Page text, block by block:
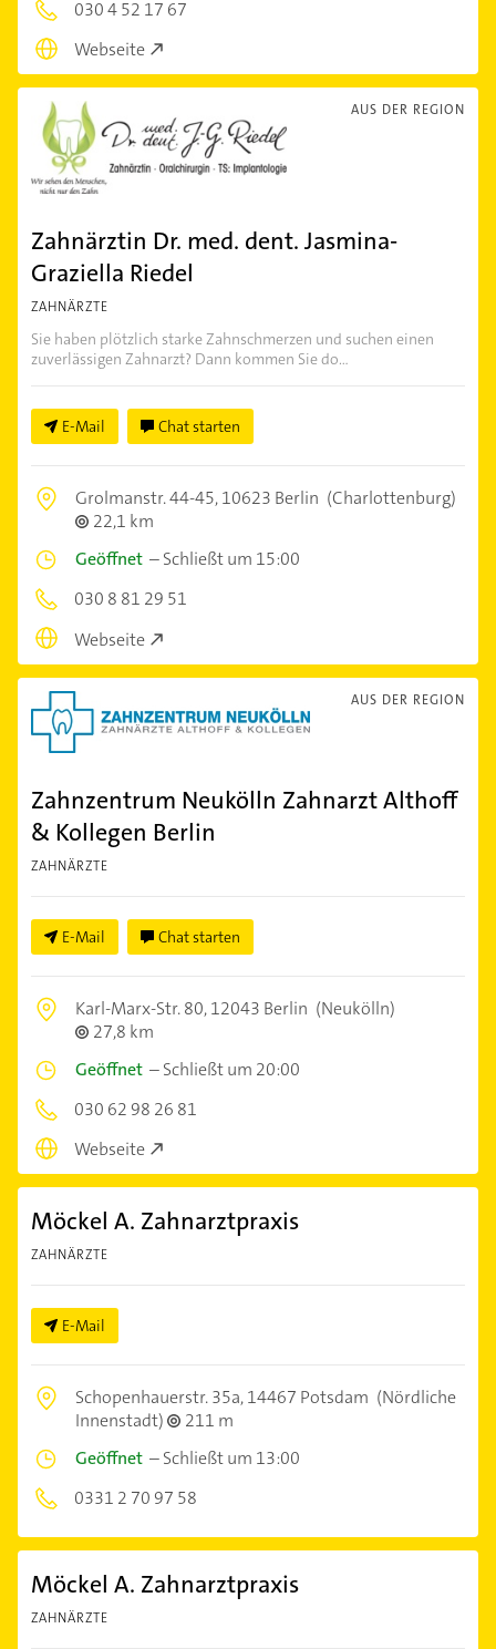
030 4 52 17 67
Webseite
AUS DER REGION
Zahnärztin Dr. med. dent. Jasmina-
Graziella Riedel
ZAHNÄRZTE
Sie haben plötzlich starke Zahnschmerzen und suchen einen
zuverlässigen Zahnarzt? Dann kommen Sie do...
E-Mail Chat starten
Grolmanstr. 44-45,10623 Berlin (Charlottenburg)
22,1 km
Geöffnet –Schließt um 15:00
030 8 81 29 51
Webseite
AUS DER REGION
Zahnzentrum Neukölln Zahnarzt Althoff
& Kollegen Berlin
ZAHNÄRZTE
E-Mail Chat starten
Karl-Marx-Str. 80,12043 Berlin (Neukölln)
27,8 km
Geöffnet –Schließt um 20:00
030 62 98 26 81
Webseite
Möckel A. Zahnarztpraxis
ZAHNÄRZTE
E-Mail
Schopenhauerstr. 35a,14467 Potsdam (Nördliche
Innenstadt)
211 m
Geöffnet –Schließt um 13:00
0331 2 70 97 58
Möckel A. Zahnarztpraxis
ZAHNÄRZTE